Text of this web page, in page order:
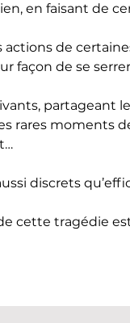
en faisant de
de
façon de se
partageant
rares moments
discrets
cette tragédie